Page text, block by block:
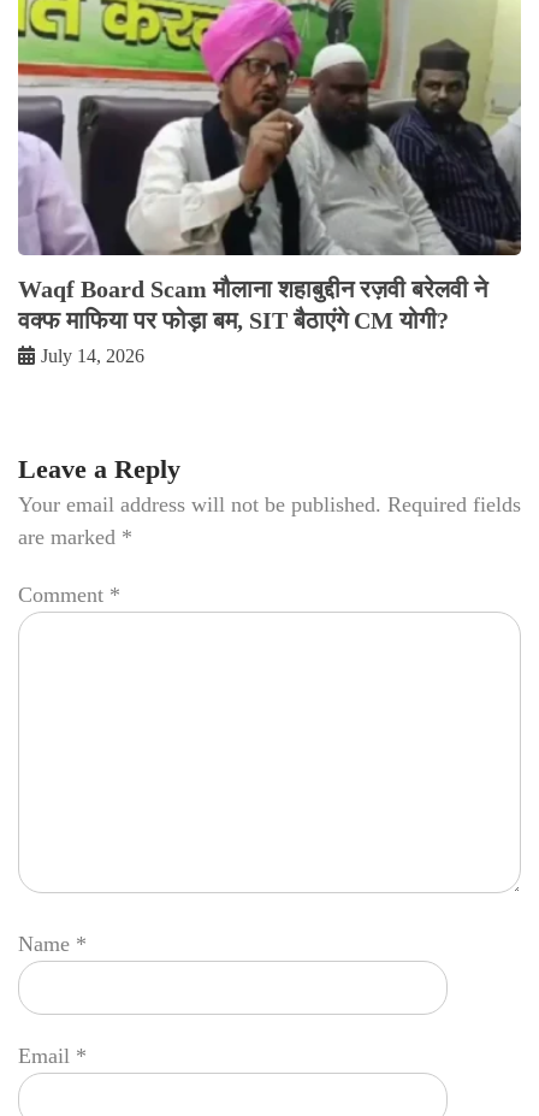
Waqf Board Scam मौलाना शहाबुद्दीन रज़वी बरेलवी ने
वक्फ माफिया पर फोड़ा बम, SIT बैठाएंगे CM योगी?
July 14, 2026
Leave a Reply
Your email address will not be published. Required fields
are marked *
Comment *
Name *
Email *